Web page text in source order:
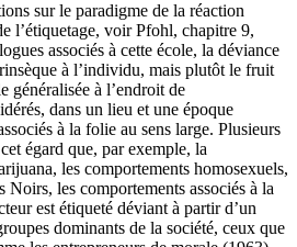
sur le paradigme de la réaction
l’étiquetage, voir Pfohl, chapitre 9,
associés à cette école, la déviance
à l’individu, mais plutôt le fruit
généralisée à l’endroit de
dans un lieu et une époque
à la folie au sens large. Plusieurs
égard que, par exemple, la
les comportements homosexuels,
Noirs, les comportements associés à la
est étiqueté déviant à partir d’un
dominants de la société, ceux que